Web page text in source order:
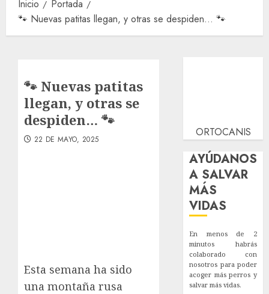
Inicio
Portada
🐾 Nuevas patitas llegan, y otras se despiden… 🐾
🐾 Nuevas patitas
llegan, y otras se
despiden… 🐾
22 DE MAYO, 2025
Esta semana ha sido
una montaña rusa
ORTOCANIS
AYÚDANOS
A SALVAR
MÁS
VIDAS
En menos de 2
minutos habrás
colaborado con
nosotros para poder
acoger más perros y
salvar más vidas.